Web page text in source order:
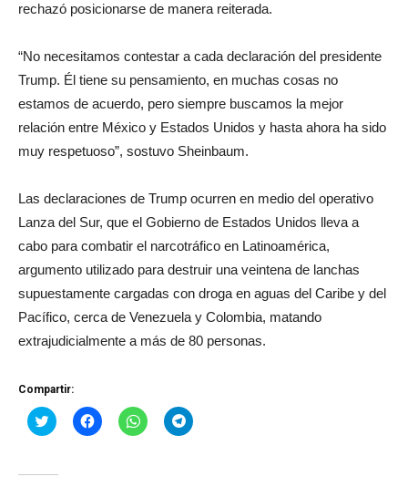
rechazó posicionarse de manera reiterada.
“No necesitamos contestar a cada declaración del presidente
Trump. Él tiene su pensamiento, en muchas cosas no
estamos de acuerdo, pero siempre buscamos la mejor
relación entre México y Estados Unidos y hasta ahora ha sido
muy respetuoso”, sostuvo Sheinbaum.
Las declaraciones de Trump ocurren en medio del operativo
Lanza del Sur, que el Gobierno de Estados Unidos lleva a
cabo para combatir el narcotráfico en Latinoamérica,
argumento utilizado para destruir una veintena de lanchas
supuestamente cargadas con droga en aguas del Caribe y del
Pacífico, cerca de Venezuela y Colombia, matando
extrajudicialmente a más de 80 personas.
Compartir:
Haz
clic
Twitter
Haz
clic
Haz
clic
Haz
clic